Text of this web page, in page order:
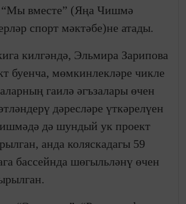
“Мы вместе” (Яңа Чишмә
спорт мәктәбе)не атады.
килгәндә, Эльмира Зарипова
буенча, мөмкинлекләре чикле
гаилә әгъзалары өчен
дәресләре үткәрелүен
дә шундый ук проект
анда коляскадагы 59
бассейнда шөгыльләнү өчен